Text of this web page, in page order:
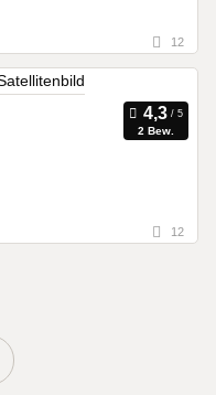
12
2 Bew.
12